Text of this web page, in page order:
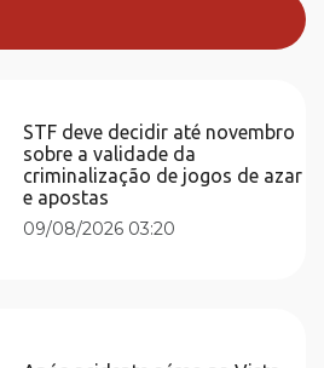
STF deve decidir até novembro
sobre a validade da
criminalização de jogos de azar
e apostas
09/08/2026 03:20